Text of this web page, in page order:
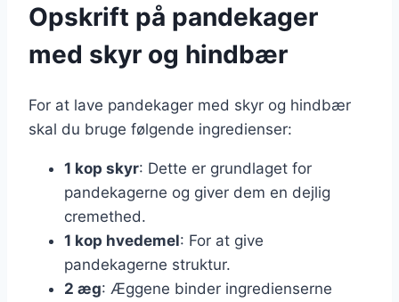
Opskrift på pandekager
med skyr og hindbær
For at lave pandekager med skyr og hindbær
skal du bruge følgende ingredienser:
1 kop skyr: Dette er grundlaget for
pandekagerne og giver dem en dejlig
cremethed.
1 kop hvedemel: For at give
pandekagerne struktur.
2 æg: Æggene binder ingredienserne